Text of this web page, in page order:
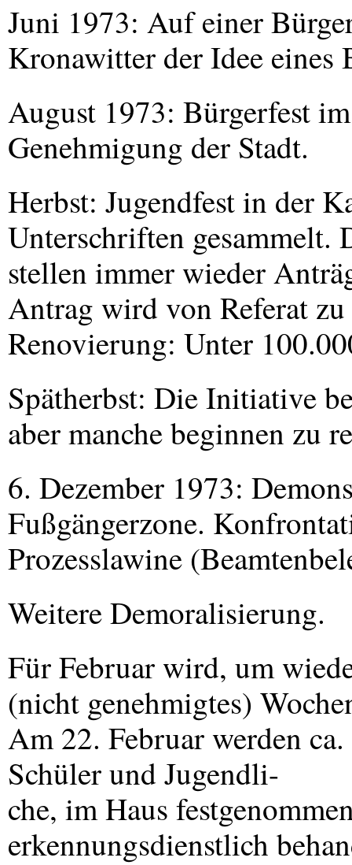
Juni 1973: Auf einer
Kronawitter der Idee eines
August 1973: Bürgerfest
Genehmigung der Stadt.
Herbst: Jugendfest in der
Unterschriften gesammelt.
stellen immer wieder
Antrag wird von Referat
Renovierung: Unter
Spätherbst: Die Initiative
aber manche beginnen zu
6. Dezember 1973:
Fußgängerzone.
Prozesslawine
Weitere Demoralisierung.
Für Februar wird, um
(nicht genehmigtes)
Am 22. Februar werden
Schüler und Jugendli-
che, im Haus
erkennungsdienstlich